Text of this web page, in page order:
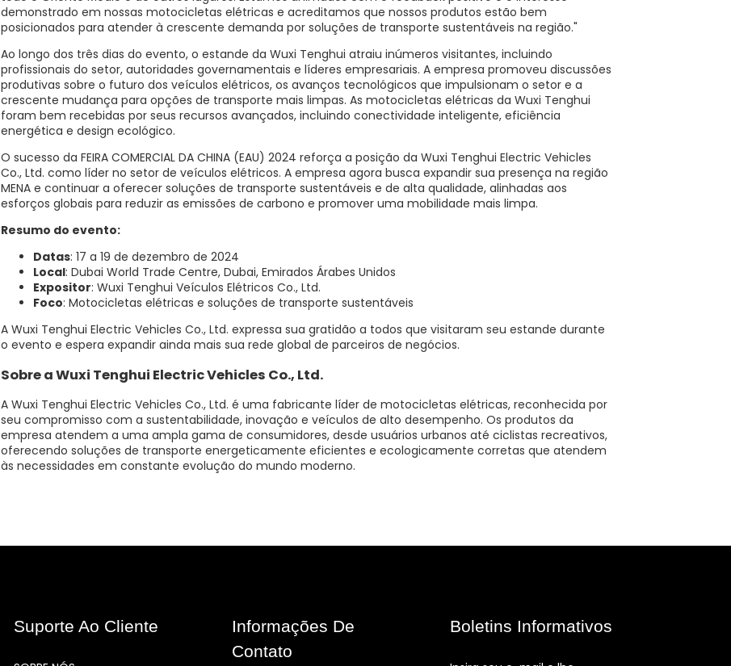
demonstrado em nossas motocicletas elétricas e acreditamos que nossos produtos estão bem
posicionados para atender à crescente demanda por soluções de transporte sustentáveis ​​na região."
Ao longo dos três dias do evento, o estande da Wuxi Tenghui atraiu inúmeros visitantes, incluindo
profissionais do setor, autoridades governamentais e líderes empresariais. A empresa promoveu discussões
produtivas sobre o futuro dos veículos elétricos, os avanços tecnológicos que impulsionam o setor e a
crescente mudança para opções de transporte mais limpas. As motocicletas elétricas da Wuxi Tenghui
foram bem recebidas por seus recursos avançados, incluindo conectividade inteligente, eficiência
energética e design ecológico.
O sucesso da FEIRA COMERCIAL DA CHINA (EAU) 2024 reforça a posição da Wuxi Tenghui Electric Vehicles
Co., Ltd. como líder no setor de veículos elétricos. A empresa agora busca expandir sua presença na região
MENA e continuar a oferecer soluções de transporte sustentáveis ​​e de alta qualidade, alinhadas aos
esforços globais para reduzir as emissões de carbono e promover uma mobilidade mais limpa.
Resumo do evento:
Datas: 17 a 19 de dezembro de 2024
Local: Dubai World Trade Centre, Dubai, Emirados Árabes Unidos
Expositor: Wuxi Tenghui Veículos Elétricos Co., Ltd.
Foco: Motocicletas elétricas e soluções de transporte sustentáveis
A Wuxi Tenghui Electric Vehicles Co., Ltd. expressa sua gratidão a todos que visitaram seu estande durante
o evento e espera expandir ainda mais sua rede global de parceiros de negócios.
Sobre a Wuxi Tenghui Electric Vehicles Co., Ltd.
A Wuxi Tenghui Electric Vehicles Co., Ltd. é uma fabricante líder de motocicletas elétricas, reconhecida por
seu compromisso com a sustentabilidade, inovação e veículos de alto desempenho. Os produtos da
empresa atendem a uma ampla gama de consumidores, desde usuários urbanos até ciclistas recreativos,
oferecendo soluções de transporte energeticamente eficientes e ecologicamente corretas que atendem
às necessidades em constante evolução do mundo moderno.
Suporte Ao Cliente
Informações De
Contato
Boletins Informativos